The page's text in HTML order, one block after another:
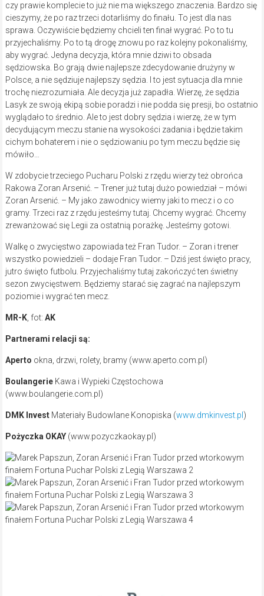
czy prawie komplecie to już nie ma większego znaczenia. Bardzo się
cieszymy, że po raz trzeci dotarliśmy do finału. To jest dla nas
sprawa. Oczywiście będziemy chcieli ten finał wygrać. Po to tu
przyjechaliśmy. Po to tą drogę znowu po raz kolejny pokonaliśmy,
aby wygrać. Jedyna decyzja, która mnie dziwi to obsada
sędziowska. Bo grają dwie najlepsze zdecydowanie drużyny w
Polsce, a nie sędziuje najlepszy sędzia. I to jest sytuacja dla mnie
trochę niezrozumiała. Ale decyzja już zapadła. Wierzę, że sędzia
Lasyk ze swoją ekipą sobie poradzi i nie podda się presji, bo ostatnio
wyglądało to średnio. Ale to jest dobry sędzia i wierzę, że w tym
decydującym meczu stanie na wysokości zadania i będzie takim
cichym bohaterem i nie o sędziowaniu po tym meczu będzie się
mówiło…
W zdobycie trzeciego Pucharu Polski z rzędu wierzy też obrońca
Rakowa Zoran Arsenić. – Trener już tutaj dużo powiedział – mówi
Zoran Arsenić. – My jako zawodnicy wiemy jaki to mecz i o co
gramy. Trzeci raz z rzędu jesteśmy tutaj. Chcemy wygrać. Chcemy
zrewanżować się Legii za ostatnią porażkę. Jesteśmy gotowi.
Walkę o zwycięstwo zapowiada też Fran Tudor. – Zoran i trener
wszystko powiedzieli – dodaje Fran Tudor. – Dziś jest święto pracy,
jutro święto futbolu. Przyjechaliśmy tutaj zakończyć ten świetny
sezon zwycięstwem. Będziemy starać się zagrać na najlepszym
poziomie i wygrać ten mecz.
MR-K, fot: AK
Partnerami relacji są:
Aperto okna, drzwi, rolety, bramy (www.aperto.com.pl)
BoulangerieKawa i Wypieki Częstochowa
(www.boulangerie.com.pl)
DMK InvestMateriały Budowlane Konopiska (www.dmkinvest.pl )
Pożyczka OKAY(www.pozyczkaokay.pl)